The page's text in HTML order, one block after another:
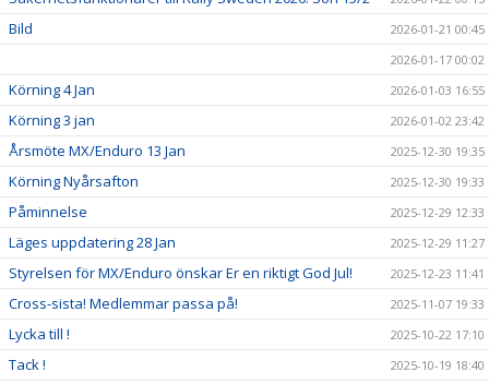
Bild
2026-01-21 00:45
2026-01-17 00:02
Körning 4 Jan 2026-01-03 16:55
Körning 3 jan 2026-01-02 23:42
Årsmöte MX/Enduro 13 Jan 2025-12-30 19:35
Körning Nyårsafton 2025-12-30 19:33
Påminnelse 2025-12-29 12:33
Läges uppdatering 28 Jan 2025-12-29 11:27
Styrelsen för MX/Enduro önskar Er en riktigt God Jul! 2025-12-23 11:41
Cross-sista! Medlemmar passa på! 2025-11-07 19:33
Lycka till ! 2025-10-22 17:10
Tack ! 2025-10-19 18:40